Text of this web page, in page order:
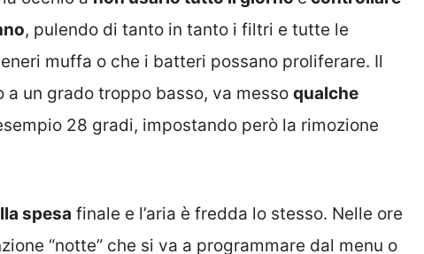
, pulendo di tanto in tanto i filtri e tutte le
muffa o che i batteri possano proliferare. Il
un grado troppo basso, va messo qualche
28 gradi, impostando però la rimozione
spesa finale e l’aria è fredda lo stesso. Nelle ore
“notte” che si va a programmare dal menu o